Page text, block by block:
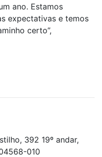
ano. Estamos
expectativas e temos
certo”,
392 19º andar,
010